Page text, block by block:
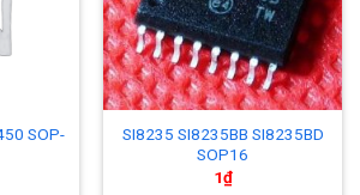
SOP-
SI8235 SI8235BB SI8235BD
SOP16
1₫